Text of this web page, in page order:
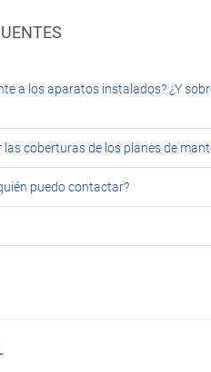
a los aparatos instalados? ¿Y
coberturas de los planes de
puedo contactar?